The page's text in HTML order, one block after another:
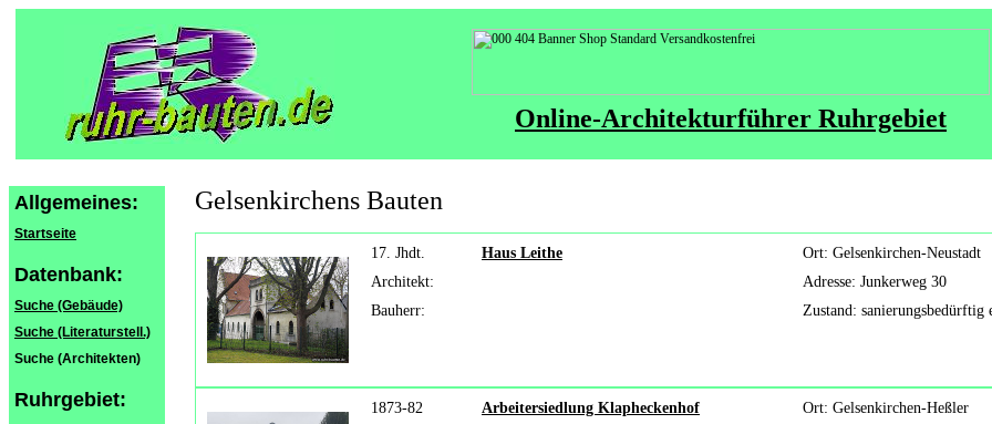
Online-Architekturführer Ruhrgebiet
Allgemeines:
Startseite
Datenbank:
Suche (Gebäude)
Suche (Literaturstell.)
Suche (Architekten)
Ruhrgebiet:
Gelsenkirchens Bauten
17. Jhdt. Haus Leithe
Ort: Gelsenkirchen-Neustadt
Architekt:
Adresse: Junkerweg 30
Bauherr:
Zustand: sanierungsbedürftig
1873-82 Arbeitersiedlung Klapheckenhof
Ort: Gelsenkirchen-Heßler